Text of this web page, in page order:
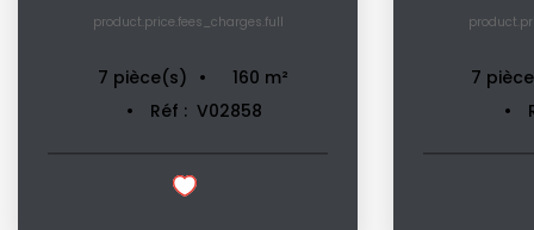
product.price.fees_charges.full
7 pièce(s) 160 m²
Réf : V02858
7